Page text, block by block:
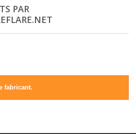
PAR
fabricant.